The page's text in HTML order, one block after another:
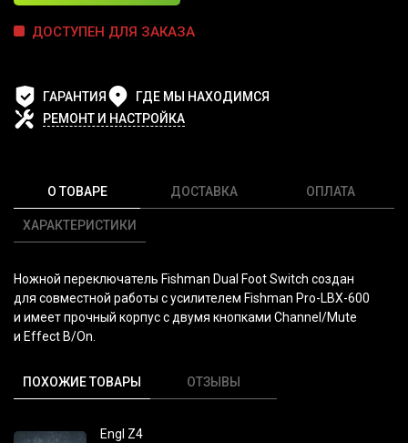
ДОСТУПЕН ДЛЯ ЗАКАЗА
ГАРАНТИЯ
ГДЕ МЫ НАХОДИМСЯ
РЕМОНТ И НАСТРОЙКА
О ТОВАРЕ
ХАРАКТЕРИСТИКИ
ДОСТАВКА ОПЛАТА
Ножной переключатель Fishman Dual Foot Switch создан
для совместной работы с усилителем Fishman Pro-LBX-600
и имеет прочный корпус с двумя кнопками Channel/Mute
и Effect B/On.
ПОХОЖИЕ ТОВАРЫ ОТЗЫВЫ
Engl Z4